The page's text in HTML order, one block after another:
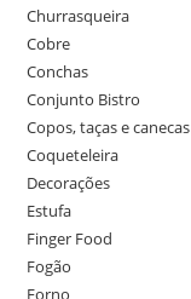
Churrasqueira
Cobre
Conchas
Conjunto Bistro
Copos, taças e canecas
Coqueteleira
Decorações
Estufa
Finger Food
Fogão
Forno